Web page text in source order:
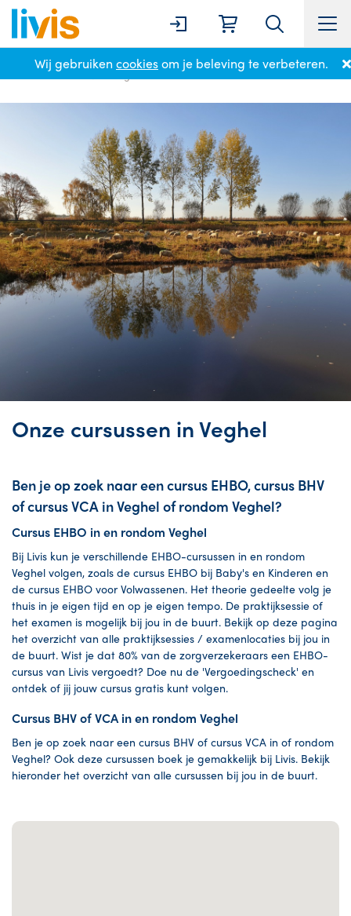
Wij gebruiken cookiesom je beleving te verbeteren.
Locaties Veghel
Onze cursussen in Veghel
Ben je op zoek naar een cursus EHBO, cursus BHV
of cursus VCA in Veghel of rondom Veghel?
Cursus EHBO in en rondom Veghel
Bij Livis kun je verschillende EHBO-cursussen in en rondom
Veghel volgen, zoals de cursus EHBO bij Baby's en Kinderen en
de cursus EHBO voor Volwassenen. Het theorie gedeelte volg je
thuis in je eigen tijd en op je eigen tempo. De praktijksessie of
het examen is mogelijk bij jou in de buurt. Bekijk op deze pagina
het overzicht van alle praktijksessies / examenlocaties bij jou in
de buurt. Wist je dat 80% van de zorgverzekeraars een EHBO-
cursus van Livis vergoedt? Doe nu de 'Vergoedingscheck' en
ontdek of jij jouw cursus gratis kunt volgen.
Cursus BHV of VCA in en rondom Veghel
Ben je op zoek naar een cursus BHV of cursus VCA in of rondom
Veghel? Ook deze cursussen boek je gemakkelijk bij Livis. Bekijk
hieronder het overzicht van alle cursussen bij jou in de buurt.